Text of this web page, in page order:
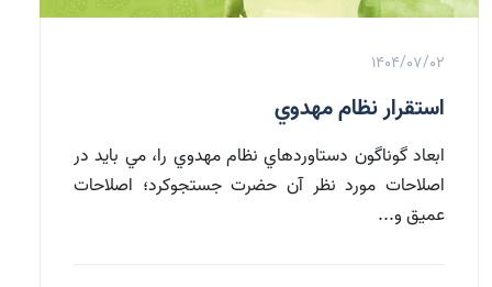
1404/07/02
استقرار نظام مهدوي
ابعاد گوناگون دستاوردهاي نظام مهدوي را، مي بايد در
اصلاحات مورد نظر آن حضرت جستجوكرد؛ اصلاحات
عميق و...